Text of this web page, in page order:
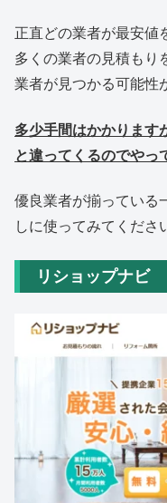
正直どの業者が最安値
多くの業者の見積もり
業者が見つかる可能性
多少手間はかかります
と違ってくるのでやっ
優良業者が揃っている
しに使ってみてくださ
リショップナビ